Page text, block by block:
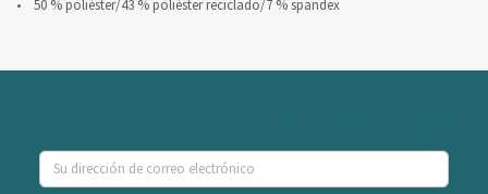
• 50 % poliéster/43 % poliéster reciclado/7 % spandex